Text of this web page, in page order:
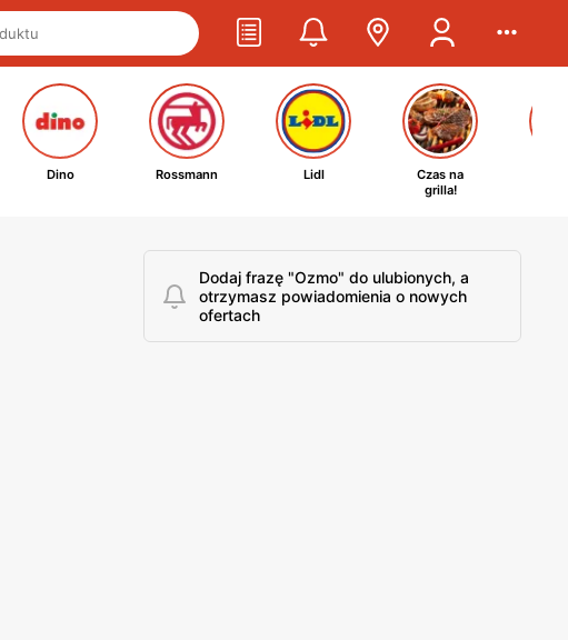
Dino Rossmann Lidl
Czas na
grilla!
Dodaj frazę "Ozmo" do ulubionych, a
otrzymasz powiadomienia o nowych
ofertach